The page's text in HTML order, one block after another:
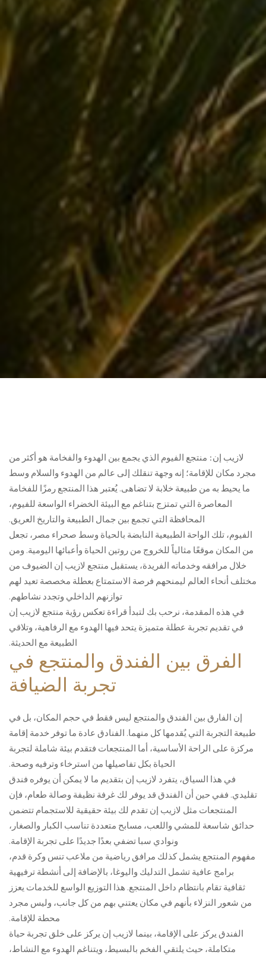
لازيب إن: منتجع الفيوم الذي يجمع بين الهدوء والفخامة هو أكثر من
مجرد مكان للإقامة؛ إنه وجهة تنقلك إلى عالم من الهدوء والسلام وسط
ما يحيط به من طبيعة خلابة لا تضاهى. يُعتبر هذا المنتجع رمزًا للفخامة
المعاصرة التي تمتزج بتناغم مع البيئة الخضراء الواسعة للفيوم،
المحافظة التي تجمع بين جمال الطبيعة والتاريخ العريق.
الفيوم، تلك الواحة الطبيعية النابضة بالحياة وسط صحراء مصر، تجعل
من المكان موقعًا مثالياً للخروج من روتين الحياة وأعبائها اليومية. ومن
خلال مرافقه وخدماته الفريدة، يستقبل منتجع لازيب إن الضيوف من
مختلف أنحاء العالم ليمنحهم فرصة الاستمتاع بعطلة مخصصة تعيد لهم
توازنهم الداخلي وتجدد نشاطهم.
في هذه المقدمة، نرحب بك لتبدأ قراءة تعكس رؤية منتجع لازيب إن
في تقديم تجربة عطلة متميزة يتحد فيها الهدوء مع الرفاهية، وتلاقي
الطبيعة مع الحديثة.
الفرق بين الفندق والمنتجع في
تجربة الضيافة
إن الفارق بين الفندق والمنتجع ليس فقط في حجم المكان، بل في
طبيعة التجربة التي يُقدمها كل منهما. الفنادق عادة ما توفر خدمة إقامة
مركزة على الراحة الأساسية، أما المنتجعات فتقدم بيئة شاملة لتجربة
الحياة بكل تفاصيلها من استرخاء وترفيه وصحة.
في هذا السياق، يتفرد لازيب إن بتقديم ما لا يمكن أن يوفره فندق
تقليدي. ففي حين أن الفندق قد يوفر لك غرفة نظيفة وصالة طعام، فإن
المنتجعات مثل لازيب إن تقدم لك بيئة حقيقية للاستجمام تتضمن
حدائق شاسعة للمشي واللعب، مسابح متعددة تناسب الكبار والصغار،
ونوادي سبا تضفي بعدًا جديدًا على تجربة الإقامة.
مفهوم المنتجع يشمل كذلك مرافق رياضية من ملاعب تنس وكرة قدم،
برامج عافية تشمل التدليك واليوغا، بالإضافة إلى أنشطة ترفيهية
ثقافية تقام بانتظام داخل المنتجع. هذا التوزيع الواسع للخدمات يعزز
من شعور النزلاء بأنهم في مكان يعتني بهم من كل جانب، وليس مجرد
محطة للإقامة.
الفندق يركز على الإقامة، بينما لازيب إن يركز على خلق تجربة حياة
متكاملة، حيث يلتقي الفخم بالبسيط، ويتناغم الهدوء مع النشاط،